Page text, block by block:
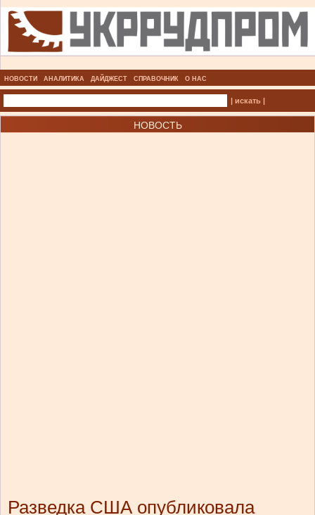
НОВОСТИ АНАЛИТИКА ДАЙДЖЕСТ СПРАВОЧНИК О НАС
| искать |
НОВОСТЬ
Разведка США опубликовала